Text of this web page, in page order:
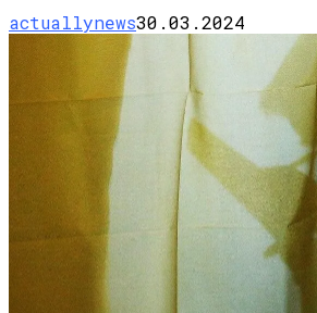
actuallynews30.03.2024